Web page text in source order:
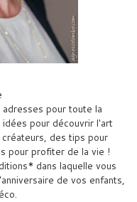
pour toute la
pour découvrir l'art
des tips pour
pour profiter de la vie !
dans laquelle vous
de vos enfants,